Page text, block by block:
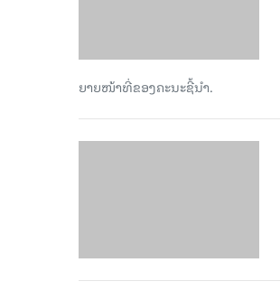
ຍາຍ​ໜ້າ​ທີ່​ຂອງ​ຄະ​ນະ​ຊີ້​ນຳ.